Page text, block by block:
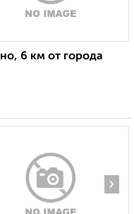
6 км от города
›